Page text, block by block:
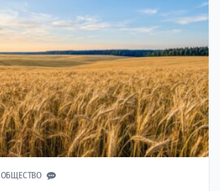
ОБЩЕСТВО